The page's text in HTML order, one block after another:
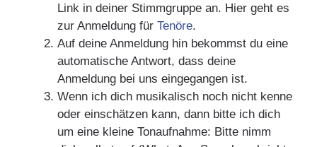
Link in deiner Stimmgruppe an. Hier geht es
zur Anmeldung für Tenöre.
Auf deine Anmeldung hin bekommst du eine
automatische Antwort, dass deine
Anmeldung bei uns eingegangen ist.
Wenn ich dich musikalisch noch nicht kenne
oder einschätzen kann, dann bitte ich dich
um eine kleine Tonaufnahme: Bitte nimm